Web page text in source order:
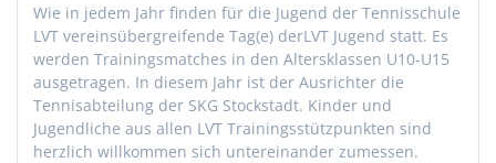
Wie in jedem Jahr finden für die Jugend der Tennisschule
LVT vereinsübergreifende Tag(e) derLVT Jugend statt. Es
werden Trainingsmatches in den Altersklassen U10-U15
ausgetragen. In diesem Jahr ist der Ausrichter die
Tennisabteilung der SKG Stockstadt. Kinder und
Jugendliche aus allen LVT Trainingsstützpunkten sind
herzlich willkommen sich untereinander zumessen.